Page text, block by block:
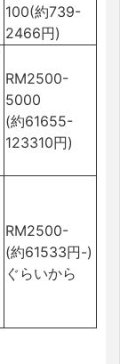
100(約739-
2466円)
RM2500-
5000
(約61655-
123310円)
RM2500-
(約61533円-)
ぐらいから